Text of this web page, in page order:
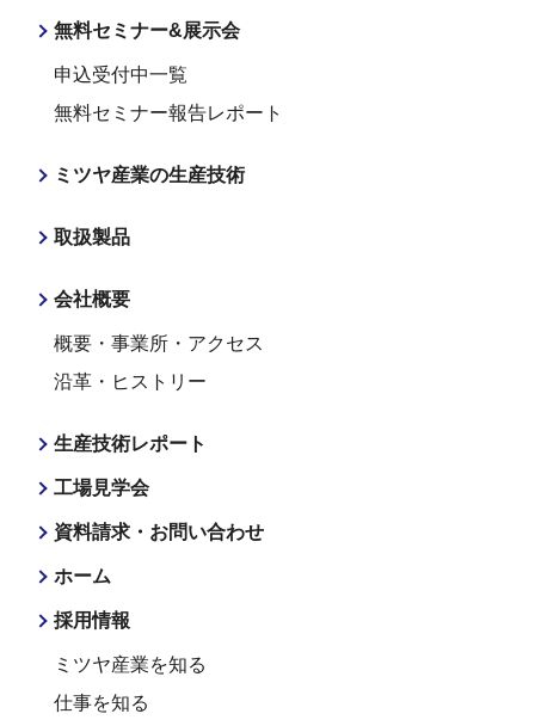
無料セミナー&展示会
申込受付中一覧
無料セミナー報告レポート
ミツヤ産業の生産技術
取扱製品
会社概要
概要・事業所・アクセス
沿革・ヒストリー
生産技術レポート
工場見学会
資料請求・お問い合わせ
ホーム
採用情報
ミツヤ産業を知る
仕事を知る